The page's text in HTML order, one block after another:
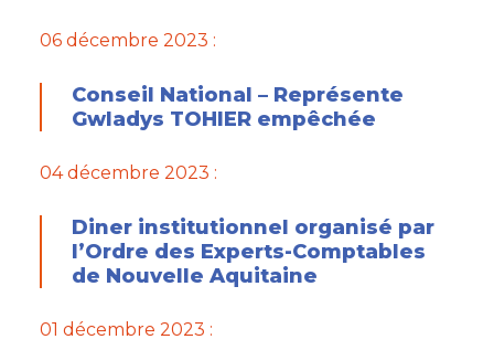
06 décembre 2023 :
Conseil National – Représente
Gwladys TOHIER empêchée
04 décembre 2023 :
Diner institutionnel organisé par
l’Ordre des Experts-Comptables
de Nouvelle Aquitaine
01 décembre 2023 :